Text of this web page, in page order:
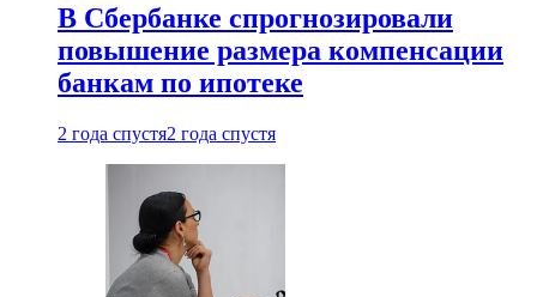
В Сбербанке спрогнозировали
повышение размера компенсации
банкам по ипотеке
2 года спустя2 года спустя